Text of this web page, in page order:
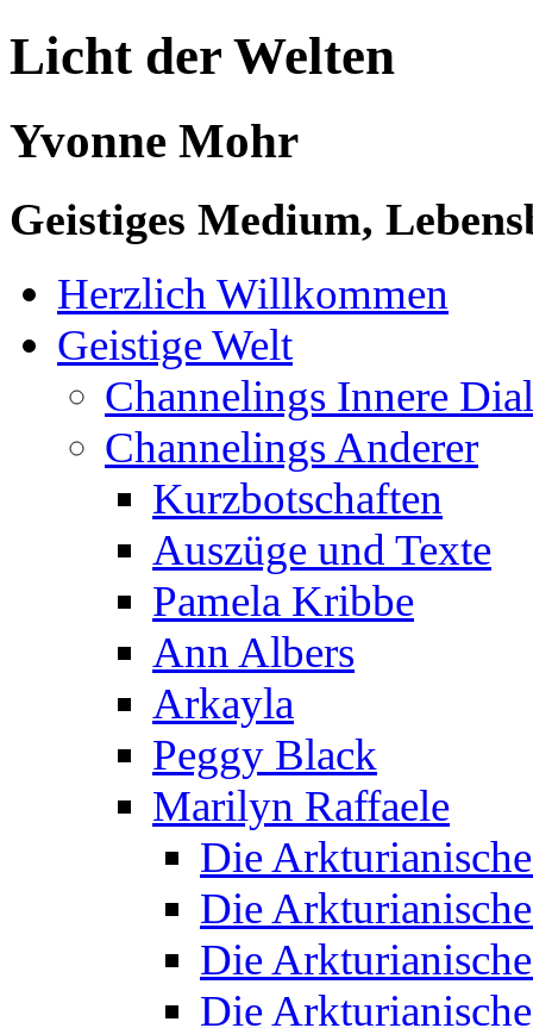
Licht der Welten
Yvonne Mohr
Geistiges Medium,
Herzlich Willkommen
Geistige Welt
Channelings Innere
Channelings Anderer
Kurzbotschaften
Auszüge und Texte
Pamela Kribbe
Ann Albers
Arkayla
Peggy Black
Marilyn Raffaele
Die
Die
Die
Die